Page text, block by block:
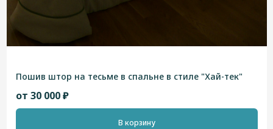
Пошив штор на тесьме в спальне в стиле "Хай-тек"
от 30 000 ₽
В корзину